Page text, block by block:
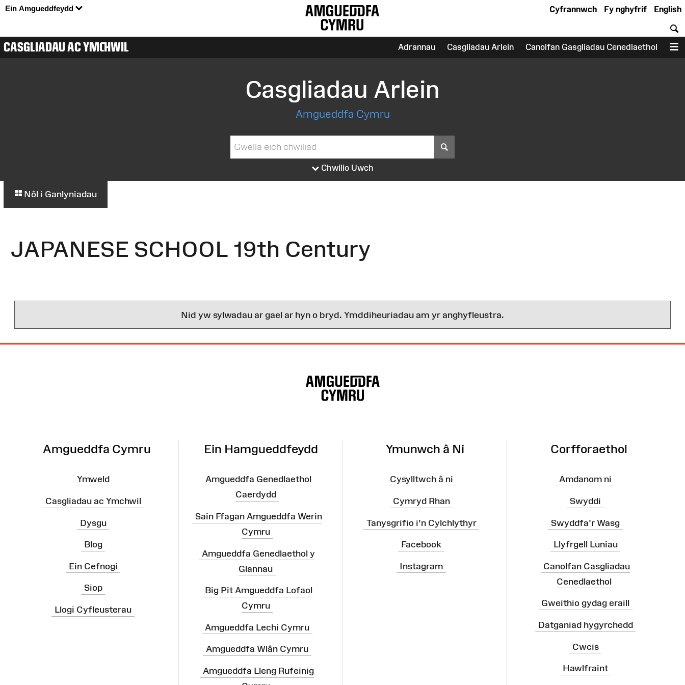
Ein Amgueddfeydd English
Fy nghyfrif
Cyfrannwch
CASGLIADAU AC YMCHWIL Adrannau Casgliadau Arlein Canolfan Gasgliadau Cenedlaethol
Casgliadau Arlein
Amgueddfa Cymru
Chwilio Uwch
Nôl i Ganlyniadau
JAPANESE SCHOOL 19th Century
Nid yw sylwadau ar gael ar hyn o bryd. Ymddiheuriadau am yr anghyfleustra.
Amgueddfa Cymru
Ymweld
Casgliadau ac Ymchwil
Dysgu
Blog
Ein Cefnogi
Siop
Llogi Cyfleusterau
Ein Hamgueddfeydd
Amgueddfa Genedlaethol
Caerdydd
Sain Ffagan Amgueddfa Werin
Cymru
Amgueddfa Genedlaethol y
Glannau
Big Pit Amgueddfa Lofaol
Cymru
Amgueddfa Lechi Cymru
Amgueddfa Wlân Cymru
Amgueddfa Lleng Rufeinig
Ymunwch â Ni
Cysylltwch â ni
Cymryd Rhan
Tanysgrifio i'n Cylchlythyr
Facebook
Instagram
Corfforaethol
Amdanom ni
Swyddi
Swyddfa'r Wasg
Llyfrgell Luniau
Canolfan Casgliadau
Cenedlaethol
Gweithio gydag eraill
Datganiad hygyrchedd
Cwcis
Hawlfraint